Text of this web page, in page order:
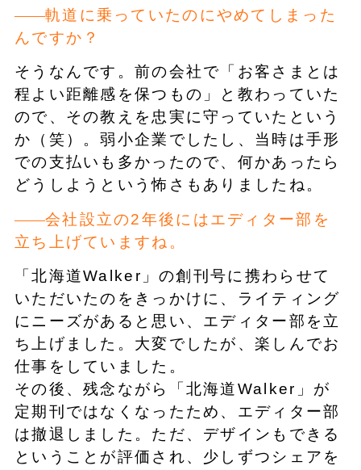
軌道に乗っていたのにやめてしまった
んですか？
そうなんです。前の会社で「お客さまとは
程よい距離感を保つもの」と教わっていた
ので、その教えを忠実に守っていたという
か（笑）。弱小企業でしたし、当時は手形
での支払いも多かったので、何かあったら
どうしようという怖さもありましたね。
会社設立の2年後にはエディター部を
立ち上げていますね。
「北海道Walker」の創刊号に携わらせて
いただいたのをきっかけに、ライティング
にニーズがあると思い、エディター部を立
ち上げました。大変でしたが、楽しんでお
仕事をしていました。
その後、残念ながら「北海道Walker」が
定期刊ではなくなったため、エディター部
は撤退しました。ただ、デザインもできる
ということが評価され、少しずつシェアを